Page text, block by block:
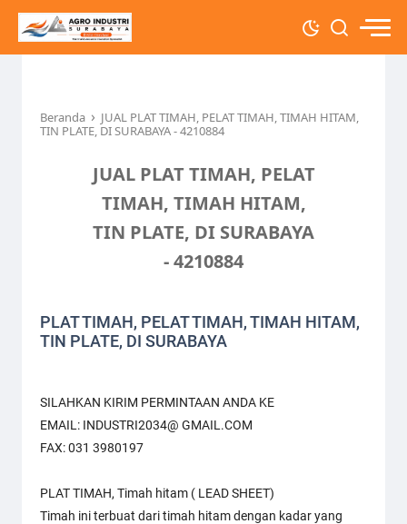
Beranda › JUAL PLAT TIMAH, PELAT TIMAH, TIMAH HITAM,
TIN PLATE, DI SURABAYA - 4210884
JUAL PLAT TIMAH, PELAT
TIMAH, TIMAH HITAM,
TIN PLATE, DI SURABAYA
- 4210884
PLAT TIMAH, PELAT TIMAH, TIMAH HITAM,
TIN PLATE, DI SURABAYA
SILAHKAN KIRIM PERMINTAAN ANDA KE
EMAIL: INDUSTRI2034@ GMAIL.COM
FAX: 031 3980197
PLAT TIMAH, Timah hitam ( LEAD SHEET)
Timah ini terbuat dari timah hitam dengan kadar yang